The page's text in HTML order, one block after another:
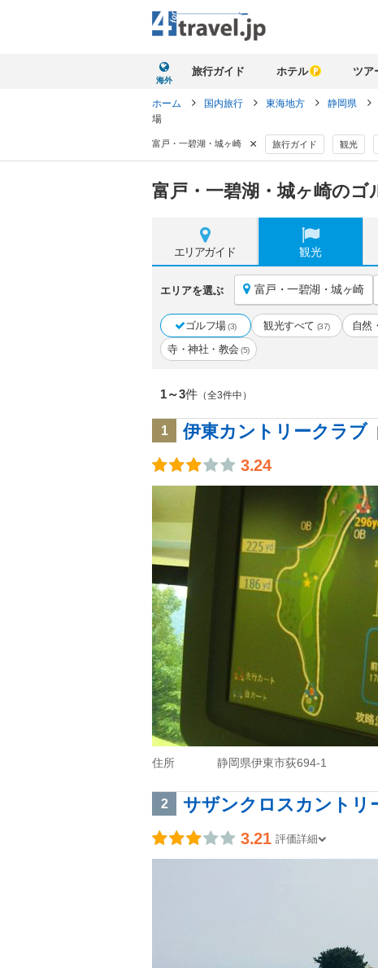
海外
旅行ガイド ホテル ツア
ホーム 国内旅行 東海地方 静岡県
場
富戸・一碧湖・城ヶ崎 × 旅行ガイド 観光
富戸・一碧湖・城ヶ崎の
エリアガイド 観光
エリアを選ぶ 富戸・一碧湖・城ヶ崎
ゴルフ場 (3) 観光すべて (37) 自然
寺・神社・教会 (5)
1～3件 （全3件中）
1 伊東カントリークラブ
3.24
住所 静岡県伊東市荻694-1
2 サザンクロスカントリ
3.21 評価詳細